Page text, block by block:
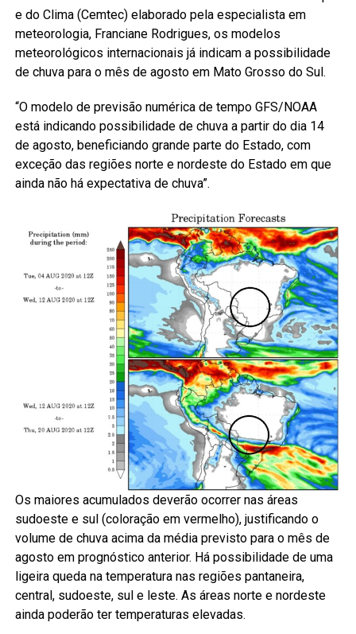
e do Clima (Cemtec) elaborado pela especialista em
meteorologia, Franciane Rodrigues, os modelos
meteorológicos internacionais já indicam a possibilidade
de chuva para o mês de agosto em Mato Grosso do Sul.
“O modelo de previsão numérica de tempo GFS/NOAA
está indicando possibilidade de chuva a partir do dia 14
de agosto, beneficiando grande parte do Estado, com
exceção das regiões norte e nordeste do Estado em que
ainda não há expectativa de chuva”.
Os maiores acumulados deverão ocorrer nas áreas
sudoeste e sul (coloração em vermelho), justificando o
volume de chuva acima da média previsto para o mês de
agosto em prognóstico anterior. Há possibilidade de uma
ligeira queda na temperatura nas regiões pantaneira,
central, sudoeste, sul e leste. As áreas norte e nordeste
ainda poderão ter temperaturas elevadas.